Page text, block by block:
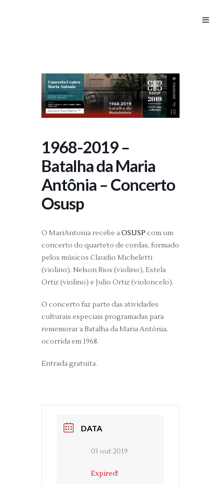
1968-2019 –
Batalha da Maria
Antônia – Concerto
Osusp
O MariAntonia recebe aOSUSP com um
concerto do quarteto de cordas, formado
pelos músicos Claudio Micheletti
(violino), Nelson Rios (violino), Estela
Ortiz (violino) e Julio Ortiz (violoncelo).
O concerto faz parte das atividades
culturais especiais programadas para
rememorar a Batalha da Maria Antônia,
ocorrida em 1968.
Entrada gratuita.
DATA
03 out 2019
Expired!